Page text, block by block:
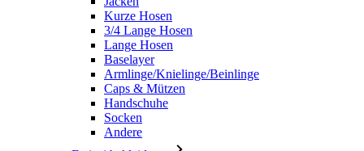
Armlinge/Knielinge/Beinlinge
Caps & Mützen
Handschuhe
Socken
Andere
Freizeitbekleidung
Alle in der Kategorie Freizeitbekleidung
T-Shirts
Hoodie
Caps & Mützen